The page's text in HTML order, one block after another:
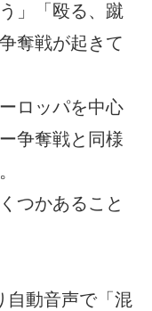
」「殴る、蹴
奪戦が起きて
ロッパを中心
争奪戦と同様
つかあること
自動音声で「混